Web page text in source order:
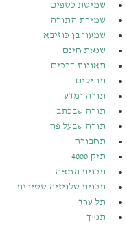
שמיטת כספים
שמירת התורה
שמעון בן כּוזיבא
שנאת חינם
תאונות דרכים
תהילים
תורה ומדע
תורה שבכתב
תורה שבעל פה
תחבורה
תיק 4000
תכנית המאה
תכנית טלויזיה סטירית
תל ערד
תנ”ך